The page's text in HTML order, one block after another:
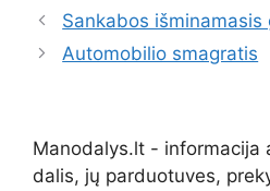
Sankabos išminamasis
Automobilio smagratis
Manodalys.lt - informacija
dalis, jų parduotuves,